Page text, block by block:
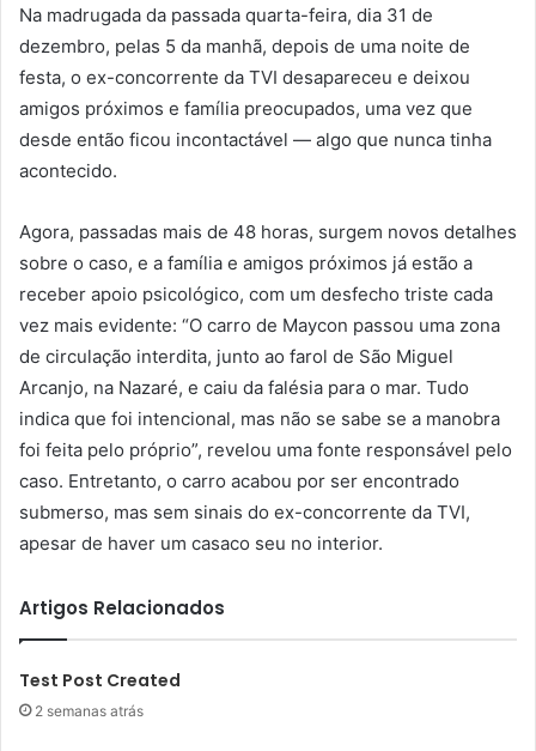
Na madrugada da passada quarta-feira, dia 31 de
dezembro, pelas 5 da manhã, depois de uma noite de
festa, o ex-concorrente da TVI desapareceu e deixou
amigos próximos e família preocupados, uma vez que
desde então ficou incontactável — algo que nunca tinha
acontecido.
Agora, passadas mais de 48 horas, surgem novos detalhes
sobre o caso, e a família e amigos próximos já estão a
receber apoio psicológico, com um desfecho triste cada
vez mais evidente: “O carro de Maycon passou uma zona
de circulação interdita, junto ao farol de São Miguel
Arcanjo, na Nazaré, e caiu da falésia para o mar. Tudo
indica que foi intencional, mas não se sabe se a manobra
foi feita pelo próprio”, revelou uma fonte responsável pelo
caso. Entretanto, o carro acabou por ser encontrado
submerso, mas sem sinais do ex-concorrente da TVI,
apesar de haver um casaco seu no interior.
Artigos Relacionados
Test Post Created
2 semanas atrás